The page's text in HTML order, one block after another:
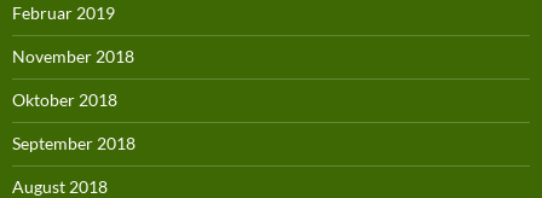
Februar 2019
November 2018
Oktober 2018
September 2018
August 2018